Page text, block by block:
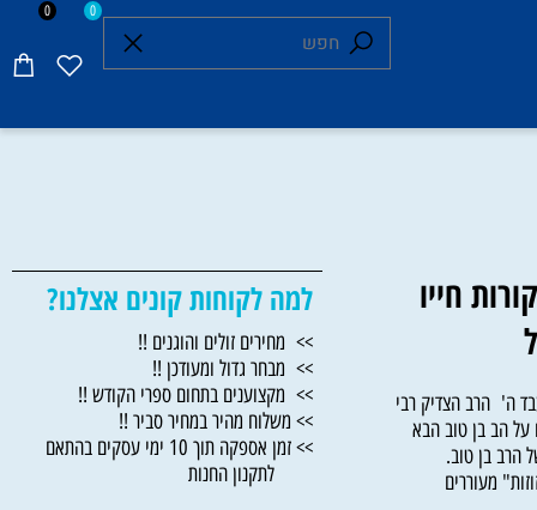
0 0
חייו
ה' הרב הצדיק רבי
בן טוב הבא
בן טוב.
למה לקוחות קונים אצלנו?
>> מחירים זולים והוגנים !!
>> מבחר גדול ומעודכן !!
>> מקצוענים בתחום ספרי הקודש !!
>> משלוח מהיר במחיר סביר !!
>> זמן אספקה תוך 10 ימי עסקים בהתאם
לתקנון החנות